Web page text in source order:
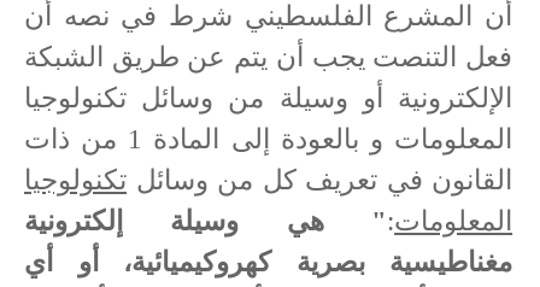
أن المشرع الفلسطيني شرط في نصه أن
فعل التنصت يجب أن يتم عن طريق الشبكة
الإلكترونية أو وسيلة من وسائل تكنولوجيا
المعلومات و بالعودة إلى المادة 1 من ذات
القانون في تعريف كل من وسائل تكنولوجيا
المعلومات: " هي وسيلة إلكترونية
مغناطيسية بصرية كهروكيميائية، أو أي